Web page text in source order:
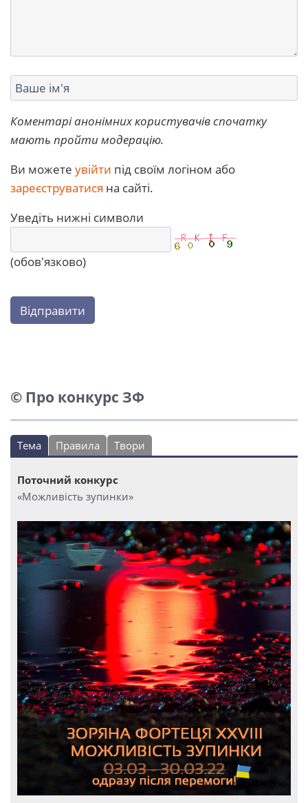
Коментарі анонімних користувачів спочатку
мають пройти модерацію.
Ви можете увійти під своїм логіном або
зареєструватися на сайті.
Уведіть нижні символи
(обов'язково)
Відправити
© Про конкурс ЗФ
Тема Правила Твори
Поточний конкурс
«Можливість зупинки»